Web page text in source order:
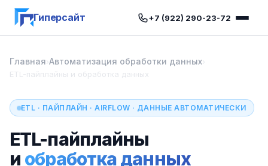
Гиперсайт +7 (922) 290-23-72
Главная›Автоматизация обработки данных›
ETL-пайплайны и обработка данных
ETL · ПАЙПЛАЙН · AIRFLOW · ДАННЫЕ АВТОМАТИЧЕСКИ
ETL-пайплайны
и обработка данных